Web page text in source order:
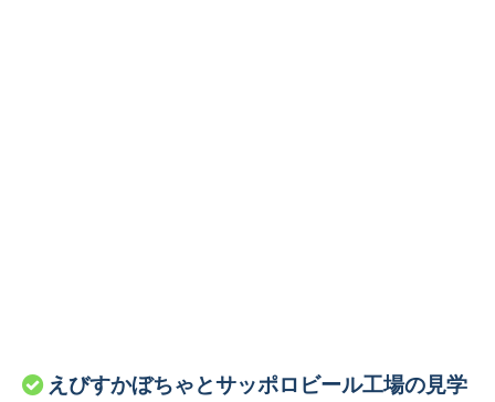
えびすかぼちゃとサッポロビール工場の見学